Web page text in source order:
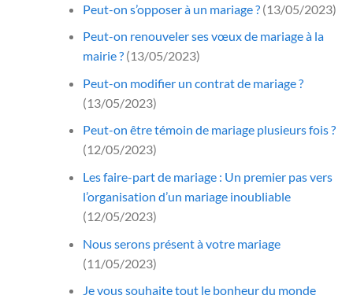
Peut-on s’opposer à un mariage ?(13/05/2023)
Peut-on renouveler ses vœux de mariage à la
mairie ?(13/05/2023)
Peut-on modifier un contrat de mariage ?
(13/05/2023)
Peut-on être témoin de mariage plusieurs fois ?
(12/05/2023)
Les faire-part de mariage : Un premier pas vers
l’organisation d’un mariage inoubliable
(12/05/2023)
Nous serons présent à votre mariage
(11/05/2023)
Je vous souhaite tout le bonheur du monde